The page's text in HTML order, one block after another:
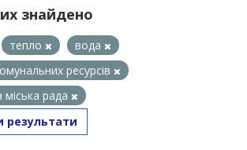
знайдено
тепло
вода
ресурсів
міська рада
результати